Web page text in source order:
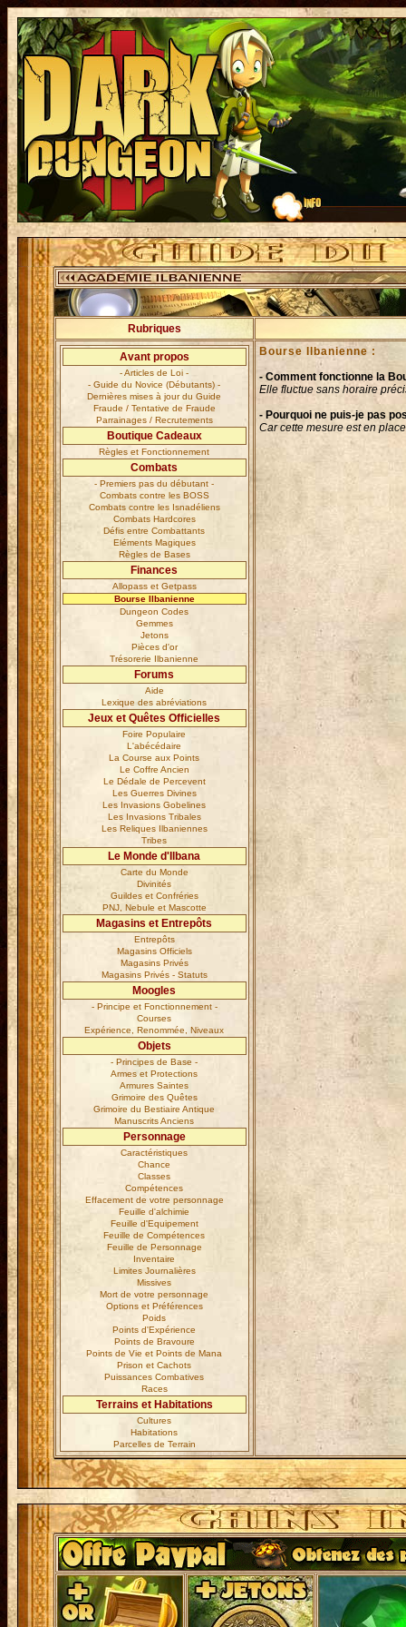
Rubriques
Avant propos
- Articles de Loi -
- Guide du Novice (Débutants) -
Dernières mises à jour du Guide
Fraude / Tentative de Fraude
Parrainages / Recrutements
Boutique Cadeaux
Règles et Fonctionnement
Combats
- Premiers pas du débutant -
Combats contre les BOSS
Combats contre les Isnadéliens
Combats Hardcores
Défis entre Combattants
Eléments Magiques
Règles de Bases
Finances
Allopass et Getpass
Bourse Ilbanienne
Dungeon Codes
Gemmes
Jetons
Pièces d'or
Trésorerie Ilbanienne
Forums
Aide
Lexique des abréviations
Jeux et Quêtes Officielles
Foire Populaire
L'abécédaire
La Course aux Points
Le Coffre Ancien
Le Dédale de Percevent
Les Guerres Divines
Les Invasions Gobelines
Les Invasions Tribales
Les Reliques Ilbaniennes
Tribes
Le Monde d'Ilbana
Carte du Monde
Divinités
Guildes et Confréries
PNJ, Nebule et Mascotte
Magasins et Entrepôts
Entrepôts
Magasins Officiels
Magasins Privés
Magasins Privés - Statuts
Moogles
- Principe et Fonctionnement -
Courses
Expérience, Renommée, Niveaux
Objets
- Principes de Base -
Armes et Protections
Armures Saintes
Grimoire des Quêtes
Grimoire du Bestiaire Antique
Manuscrits Anciens
Personnage
Caractéristiques
Chance
Classes
Compétences
Effacement de votre personnage
Feuille d'alchimie
Feuille d'Equipement
Feuille de Compétences
Feuille de Personnage
Inventaire
Limites Journalières
Missives
Mort de votre personnage
Options et Préférences
Poids
Points d'Expérience
Points de Bravoure
Points de Vie et Points de Mana
Prison et Cachots
Puissances Combatives
Races
Terrains et Habitations
Cultures
Habitations
Parcelles de Terrain
Bourse Ilbanienne :
- Comment fonctionne la
Elle fluctue sans horaire
- Pourquoi ne puis-je pas
Car cette mesure est en